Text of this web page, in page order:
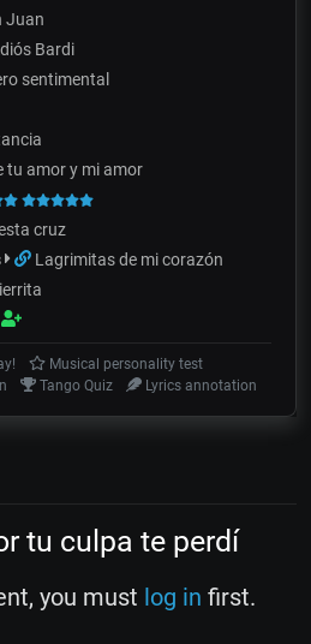
Juan
Bardi
sentimental
tu amor y mi amor
cruz
Lagrimitas de mi corazón
Musical personality test
Tango Quiz Lyrics annotation
tu culpa te perdí
you must log in first.